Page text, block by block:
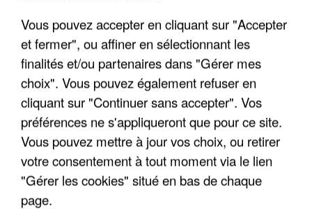
LES DONNÉES DE 300 000 CLIENTS DÉROBÉES À
INTERMARCHÉ APRÈS UNE...
Vous pouvez accepter en cliquant sur "Accepter
et fermer", ou affiner en sélectionnant les
finalités et/ou partenaires dans "Gérer mes
choix". Vous pouvez également refuser en
cliquant sur "Continuer sans accepter". Vos
préférences ne s'appliqueront que pour ce site.
Vous pouvez mettre à jour vos choix, ou retirer
votre consentement à tout moment via le lien
"Gérer les cookies" situé en bas de chaque
page.